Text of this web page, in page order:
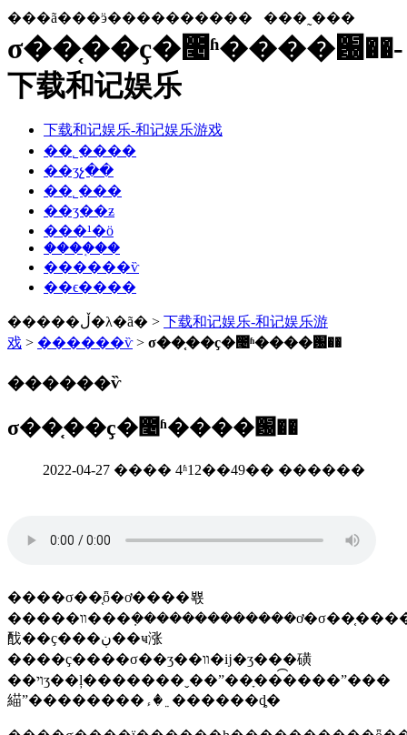
���ã���ӭ���������� ���˷���
σ��֤��ҫ�೤ʱ����԰��-
下载和记娱乐
下载和记娱乐-和记娱乐游戏
��˾����
��ʒչ��
��˾���
��ʒ��ƶ
���¹�ӧ
����֤��
������ѷ
��ϵ����
�����ڵ�λ�ã� > 下载和记娱乐-和记娱乐游
戏 > ������ѷ> σ��֤��ҫ�೤ʱ����԰��
������ѷ
σ��֤��ҫ�೤ʱ����԰��
2022-04-27 ���� 4ʱ12��49�� ������
����σ��֤ȫ�ơ����뾳
�����װ���ܼ�������������ơ�σ��֤������σ��֤������σ��ʒ����ר��ֽ�
䣬��ҫ���ڹ��ҹ涨
����ҫ����σ��ʒ��װ�ĳ�ʒ���磺
��ױʒ��ļ�������ˬ��ˮ��ָ���͡���ˮ���
緢ˮ��������﮵�ء������ȡ�